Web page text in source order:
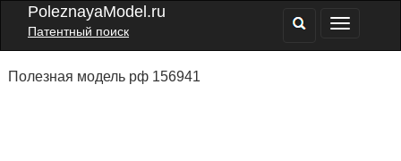
PoleznayaModel.ru
Патентный поиск
Полезная модель рф 156941